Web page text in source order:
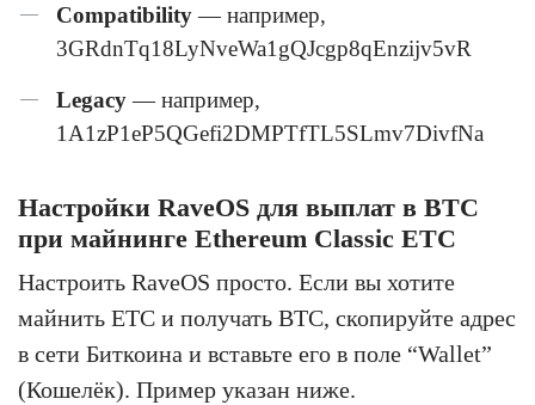
Compatibility— например,
3GRdnTq18LyNveWa1gQJcgp8qEnzijv5vR
Legacy— например,
1A1zP1eP5QGefi2DMPTfTL5SLmv7DivfNa
Настройки RaveOS для выплат в BTC
при майнинге Ethereum Classic ETC
Настроить RaveOS просто. Если вы хотите
майнить ETC и получать BTC, скопируйте адрес
в сети Биткоина и вставьте его в поле “Wallet”
(Кошелёк). Пример указан ниже.